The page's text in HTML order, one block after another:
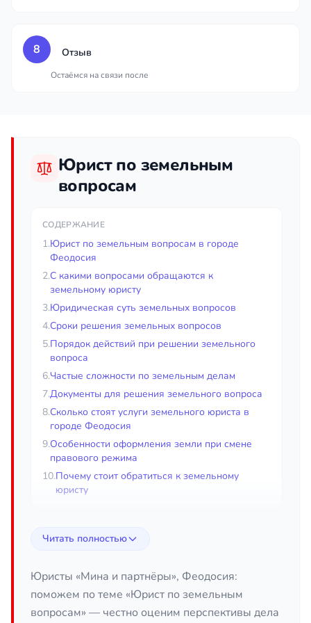
8 Отзыв
Остаёмся на связи после
Юрист по земельным
вопросам
СОДЕРЖАНИЕ
1.Юрист по земельным вопросам в городе
Феодосия
2.С какими вопросами обращаются к
земельному юристу
3.Юридическая суть земельных вопросов
4.Сроки решения земельных вопросов
5.Порядок действий при решении земельного
вопроса
6.Частые сложности по земельным делам
7.Документы для решения земельного вопроса
8.Сколько стоят услуги земельного юриста в
городе Феодосия
9.Особенности оформления земли при смене
правового режима
10.Почему стоит обратиться к земельному
юристу
Юрист по земельным вопросам в
Земля относится к особо ценному и строго
регулируемому виду имущества, поэтому любые
действия с участком — оформление, межевание,
Читать полностью
Юристы «Мина и партнёры», Феодосия:
поможем по теме «Юрист по земельным
вопросам» — честно оценим перспективы дела